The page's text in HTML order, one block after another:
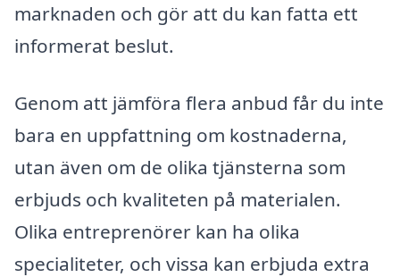
marknaden och gör att du kan fatta ett
informerat beslut.
Genom att jämföra flera anbud får du inte
bara en uppfattning om kostnaderna,
utan även om de olika tjänsterna som
erbjuds och kvaliteten på materialen.
Olika entreprenörer kan ha olika
specialiteter, och vissa kan erbjuda extra